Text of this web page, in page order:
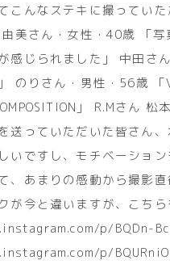
こんなステキに撮ってい
美さん・女性・40歳 「
感じられました」 中田さ
のりさん・男性・56歳 「
」 R.Mさん
送っていただいた皆さん
いですし、モチベーショ
、あまりの感動から撮影
が今と違いますが、こちら
p/BQDn-
p/